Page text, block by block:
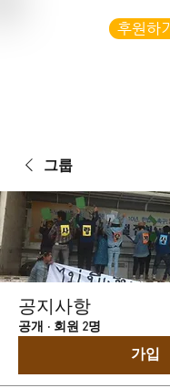
후원하기
그룹
공지사항
공개 · 회원 2명
가입